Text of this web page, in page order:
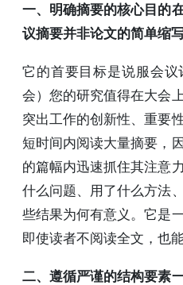
一、明确摘要的核心目的
议摘要并非论文的简单缩写
它的首要目标是说服会
会）您的研究值得在大会
突出工作的创新性、重要
短时间内阅读大量摘要，
的篇幅内迅速抓住其注意
什么问题、用了什么方法
些结果为何有意义。它是
即使读者不阅读全文，也
二、遵循严谨的结构要素